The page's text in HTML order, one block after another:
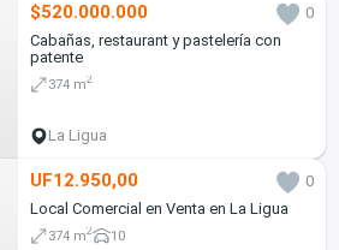
$520.000.000
0
Cabañas, restaurant y pastelería con
patente
374 m2
La Ligua
UF12.950,00
0
Local Comercial en Venta en La Ligua
374 m2 10